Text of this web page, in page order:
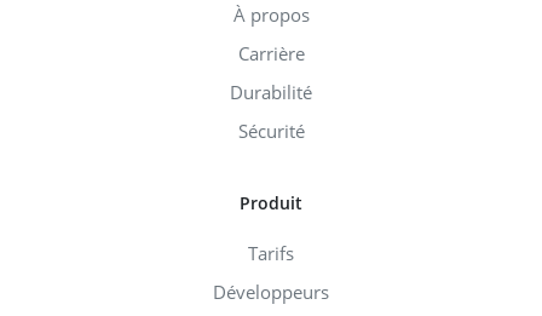
À propos
Carrière
Durabilité
Sécurité
Produit
Tarifs
Développeurs